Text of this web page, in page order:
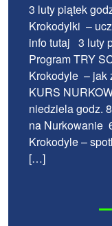
3 luty piątek
Krokodylki –
info tutaj 3 luty
Program TRY
Krokodyle – jak
KURS
niedziela godz.
na Nurkowanie
Krokodyle –
[…]